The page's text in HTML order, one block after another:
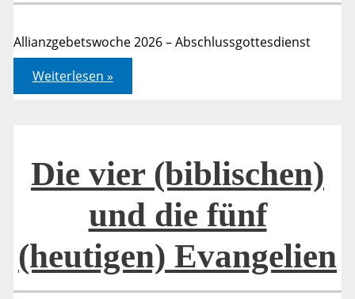
Allianzgebetswoche 2026 – Abschlussgottesdienst
Gott
ist
treu
die
Welt
Weiterlesen »
Die vier (biblischen)
und die fünf
(heutigen) Evangelien